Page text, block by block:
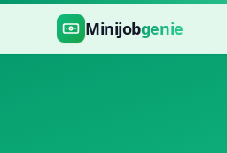
Zum Hauptinhalt springen
Minijobgenie